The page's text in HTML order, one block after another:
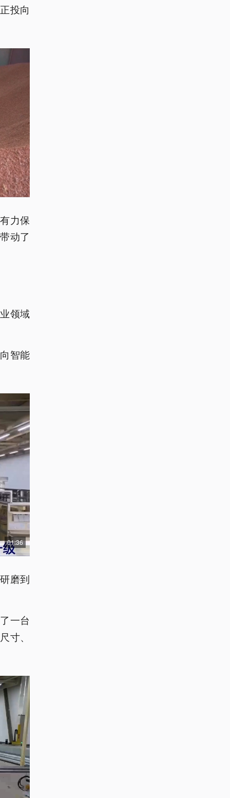
投向
力保
动了
领域
智能
01:36
磨到
一台
寸、